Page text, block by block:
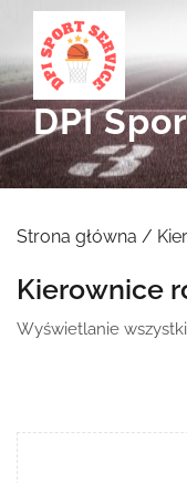
content
DPI
Strona główna /
Kierownice
Wyświetlanie